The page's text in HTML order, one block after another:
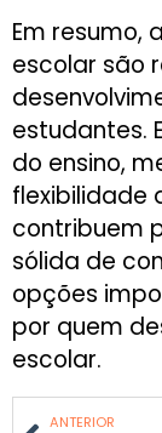
Em resumo,
escolar são
estudantes.
do ensino,
flexibilidade
contribuem
sólida de
opções
por quem
escolar.
ANTERIOR